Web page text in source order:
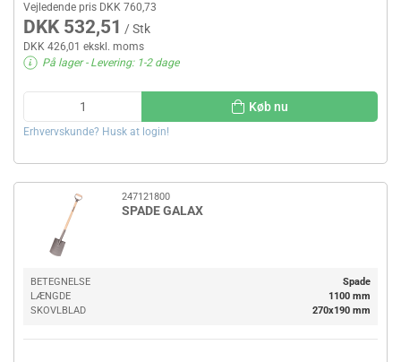
Vejledende pris DKK 760,73
DKK 532,51 / Stk
DKK 426,01 ekskl. moms
På lager- Levering: 1-2 dage
Køb nu
Erhvervskunde? Husk at login!
247121800
SPADE GALAX
BETEGNELSE
Spade
LÆNGDE
1100 mm
SKOVLBLAD
270x190 mm